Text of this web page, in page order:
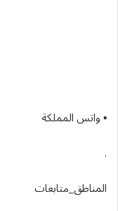
▪︎ واتس المملكة
.
المناطق_متابعات